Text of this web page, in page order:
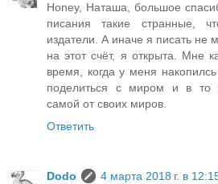
Honey, Наташа, большое
писания такие странные,
издатели. А иначе я писать не
на этот счёт, я открыта. Мне
время, когда у меня накопилсь
поделиться с миром и в то
самой от своих миров.
Ответить
Dodo
4 марта 2018 г. в